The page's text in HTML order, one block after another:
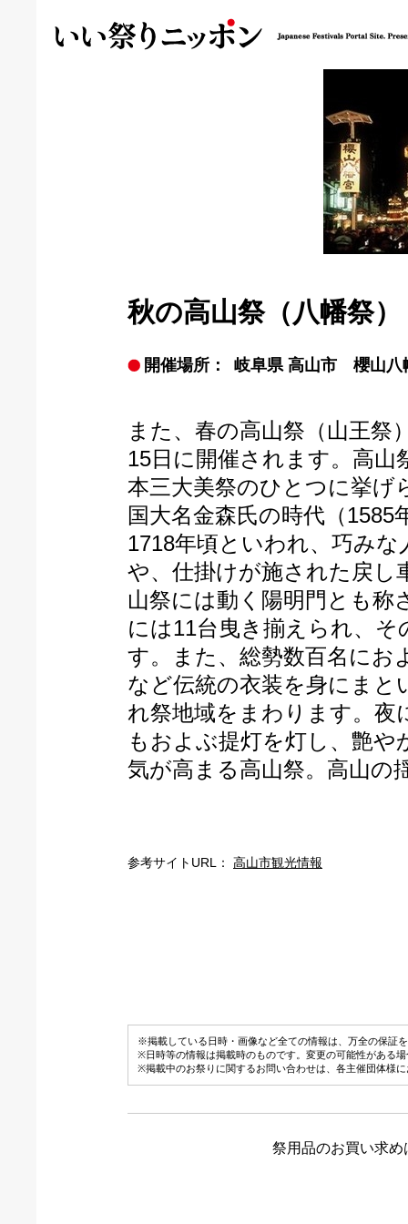
秋の高山祭（八幡祭）
開催場所： 岐阜県 高山市 櫻山八
また、春の高山祭（山王祭
15日に開催されます。高
本三大美祭のひとつに挙げ
国大名金森氏の時代（
1718年頃といわれ、巧み
や、仕掛けが施された戻し
山祭には動く陽明門とも称
には11台曳き揃えられ、
す。また、総勢数百名にお
など伝統の衣装を身にまと
れ祭地域をまわります。夜
もおよぶ提灯を灯し、艶
気が高まる高山祭。高山の
参考サイトURL： 高山市観光情報
※掲載している日時・画像など全ての情報は、万全の保証
※日時等の情報は掲載時のものです。変更の可能性がある
※掲載中のお祭りに関するお問い合わせは、各主催団体様
祭用品のお買い求